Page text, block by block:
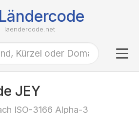
Ländercode
laendercode.net
JEY
ISO-3166 Alpha-3